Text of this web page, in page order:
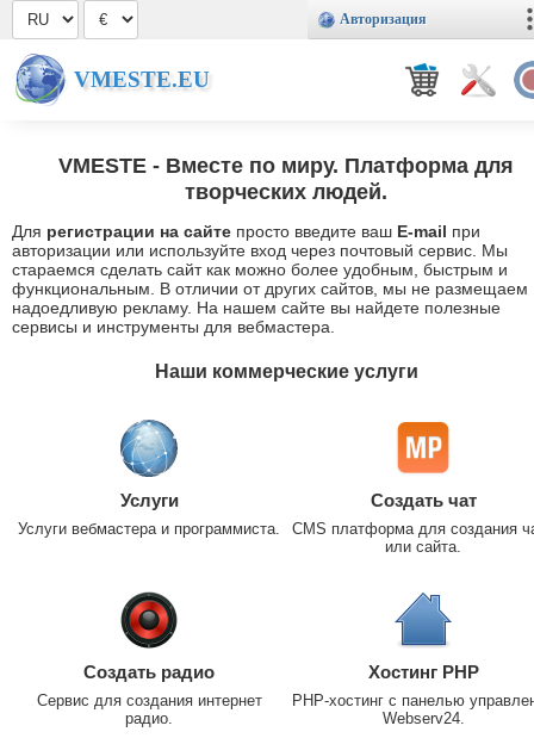
Авторизация
VMESTE.EU
VMESTE - Вместе по миру. Платформа для
творческих людей.
Для регистрации на сайте просто введите ваш E-mail при
авторизации или используйте вход через почтовый сервис. Мы
стараемся сделать сайт как можно более удобным, быстрым и
функциональным. В отличии от других сайтов, мы не размещаем
надоедливую рекламу. На нашем сайте вы найдете полезные
сервисы и инструменты для вебмастера.
Наши коммерческие услуги
Услуги
Услуги вебмастера и программиста.
Создать чат
CMS платформа для создания
или сайта.
Создать радио
Сервис для создания интернет
радио.
Хостинг PHP
PHP-хостинг с панелью
Webserv24.